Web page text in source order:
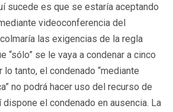
sucede es que se estaría aceptando
videoconferencia del
las exigencias de la regla
“sólo” se le vaya a condenar a cinco
tanto, el condenado “mediante
no podrá hacer uso del recurso de
el condenado en ausencia. La